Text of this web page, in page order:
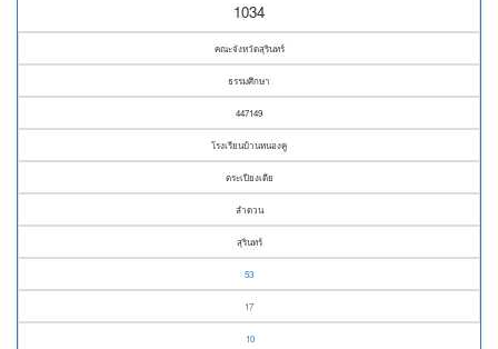
1034
คณะจังหวัดสุรินทร์
ธรรมศึกษา
447149
โรงเรียนบ้านหนองคู
ตระเปียงเตีย
ลำดวน
สุรินทร์
53
17
10